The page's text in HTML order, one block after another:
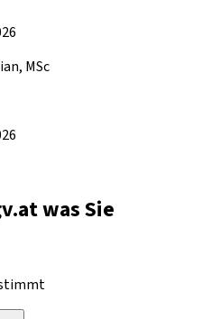
MSc
was Sie